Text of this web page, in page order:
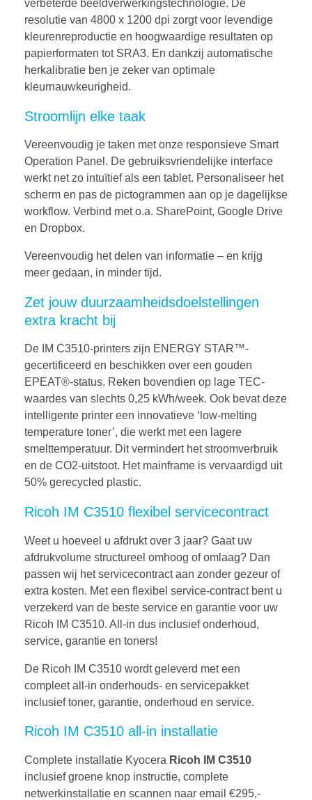
verbeterde beeldverwerkingstechnologie. De
resolutie van 4800 x 1200 dpi zorgt voor levendige
kleurenreproductie en hoogwaardige resultaten op
papierformaten tot SRA3. En dankzij automatische
herkalibratie ben je zeker van optimale
kleurnauwkeurigheid.
Stroomlijn elke taak
Vereenvoudig je taken met onze responsieve Smart
Operation Panel. De gebruiksvriendelijke interface
werkt net zo intuïtief als een tablet. Personaliseer het
scherm en pas de pictogrammen aan op je dagelijkse
workflow. Verbind met o.a. SharePoint, Google Drive
en Dropbox.
Vereenvoudig het delen van informatie – en krijg
meer gedaan, in minder tijd.
Zet jouw duurzaamheidsdoelstellingen
extra kracht bij
De IM C3510-printers zijn ENERGY STAR™-
gecertificeerd en beschikken over een gouden
EPEAT®-status. Reken bovendien op lage TEC-
waardes van slechts 0,25 kWh/week. Ook bevat deze
intelligente printer een innovatieve ‘low-melting
temperature toner’, die werkt met een lagere
smelttemperatuur. Dit vermindert het stroomverbruik
en de CO2-uitstoot. Het mainframe is vervaardigd uit
50% gerecycled plastic.
Ricoh IM C3510 flexibel servicecontract
Weet u hoeveel u afdrukt over 3 jaar? Gaat uw
afdrukvolume structureel omhoog of omlaag? Dan
passen wij het servicecontract aan zonder gezeur of
extra kosten. Met een flexibel service-contract bent u
verzekerd van de beste service en garantie voor uw
Ricoh IM C3510. All-in dus inclusief onderhoud,
service, garantie en toners!
De Ricoh IM C3510 wordt geleverd met een
compleet all-in onderhouds- en servicepakket
inclusief toner, garantie, onderhoud en service.
Ricoh IM C3510 all-in installatie
Complete installatie Kyocera Ricoh IM C3510
inclusief groene knop instructie, complete
netwerkinstallatie en scannen naar email €295,-